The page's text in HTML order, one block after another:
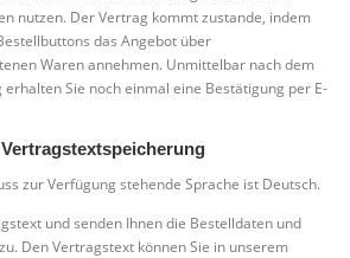
nutzen. Der Vertrag kommt zustande, indem
das Angebot über
Waren annehmen. Unmittelbar nach dem
Sie noch einmal eine Bestätigung per E-
zur Verfügung stehende Sprache ist Deutsch.
und senden Ihnen die Bestelldaten und
Den Vertragstext können Sie in unserem